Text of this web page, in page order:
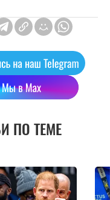
ПО ТЕМЕ